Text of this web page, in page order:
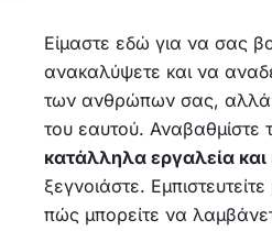
Είμαστε εδώ για να σας
ανακαλύψετε και να
των ανθρώπων σας, αλλά
του εαυτού. Αναβαθμίστε
κατάλληλα εργαλεία και
ξεγνοιάστε.
πώς μπορείτε να